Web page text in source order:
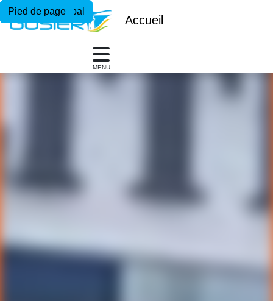
Menu principal
Contenu principal
Pied de page
Accueil
MENU